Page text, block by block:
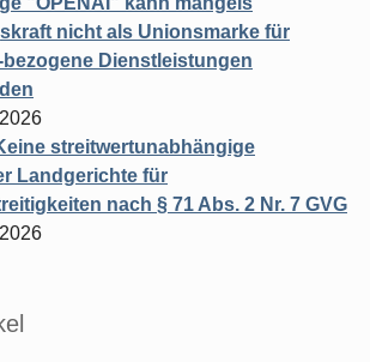
nicht als Unionsmarke für
Dienstleistungen
streitwertunabhängige
Landgerichte für
nach § 71 Abs. 2 Nr. 7 GVG